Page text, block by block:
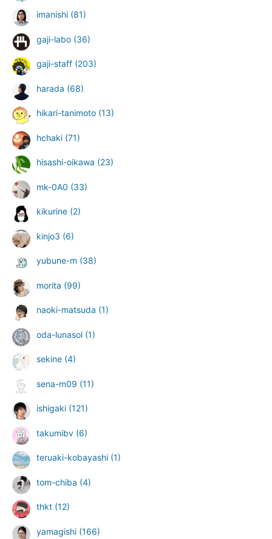
imanishi (81)
gaji-labo (36)
gaji-staff (203)
harada (68)
hikari-tanimoto (13)
hchaki (71)
hisashi-oikawa (23)
mk-0A0 (33)
kikurine (2)
kinjo3 (6)
yubune-m (38)
morita (99)
naoki-matsuda (1)
oda-lunasol (1)
sekine (4)
sena-m09 (11)
ishigaki (121)
takumibv (6)
teruaki-kobayashi (1)
tom-chiba (4)
thkt (12)
yamagishi (166)